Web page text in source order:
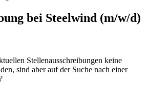
bei Steelwind (m/w/d)
Stellenausschreibungen keine
sind aber auf der Suche nach einer